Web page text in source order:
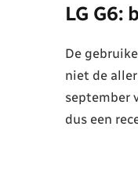
LG G6:
De
niet de
september
dus een